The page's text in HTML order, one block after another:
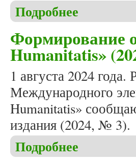
Подробнее
Формирование
Humanitatis»
1 августа 2024
Международного
Humanitatis»
издания (2024, № 3).
Подробнее